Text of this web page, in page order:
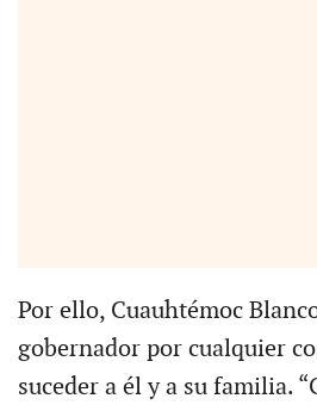
Por ello, Cuauhtémoc
gobernador por cualquier
suceder a él y a su familia.